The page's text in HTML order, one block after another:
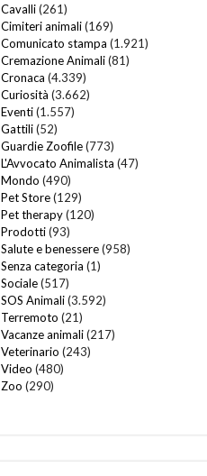
Cavalli(261)
Cimiteri animali(169)
Comunicato stampa (1.921)
Cremazione Animali(81)
Cronaca (4.339)
Curiosità (3.662)
Eventi(1.557)
Gattili(52)
Guardie Zoofile(773)
L'Avvocato Animalista (47)
Mondo (490)
Pet Store(129)
Pet therapy(120)
Prodotti(93)
Salute e benessere(958)
Senza categoria (1)
Sociale(517)
SOS Animali(3.592)
Terremoto (21)
Vacanze animali(217)
Veterinario (243)
Video (480)
Zoo (290)